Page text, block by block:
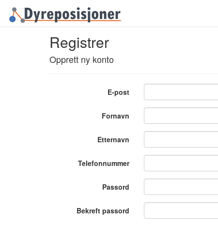
Registrer
Opprett ny konto
E-post
Fornavn
Etternavn
Telefonnummer
Passord
Bekreft passord